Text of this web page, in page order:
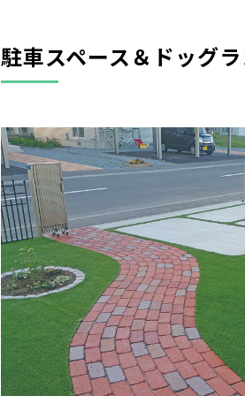
駐車スペース＆ドッグ